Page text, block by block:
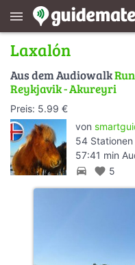
menu
Laxalón
Aus dem Audiowalk
Reykjavik - Akureyri
Preis: 5.99 €
von
54 Stationen
57:41 min
directions_car favorite 5